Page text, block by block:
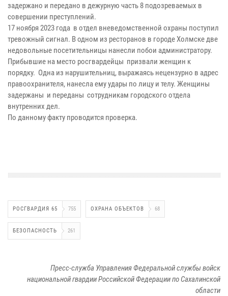
задержано и передано в дежурную часть 8 подозреваемых в
совершении преступлений.
17 ноября 2023 года в отдел вневедомственной охраны поступил
тревожный сигнал. В одном из ресторанов в городе Холмске две
недовольные посетительницы нанесли побои администратору.
Прибывшие на место росгвардейцы призвали женщин к
порядку. Одна из нарушительниц, выражаясь нецензурно в адрес
правоохранителя, нанесла ему удары по лицу и телу. Женщины
задержаны и переданы сотрудникам городского отдела
внутренних дел.
По данному факту проводится проверка.
РОСГВАРДИЯ 65 755 ОХРАНА ОБЪЕКТОВ 68
БЕЗОПАСНОСТЬ 261
Пресс-служба Управления Федеральной службы войск
национальной гвардии Российской Федерации по Сахалинской
области